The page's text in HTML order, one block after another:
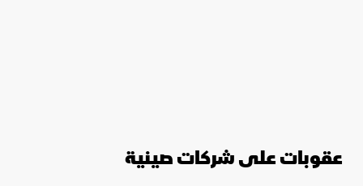
عقوبات على شركات صينية